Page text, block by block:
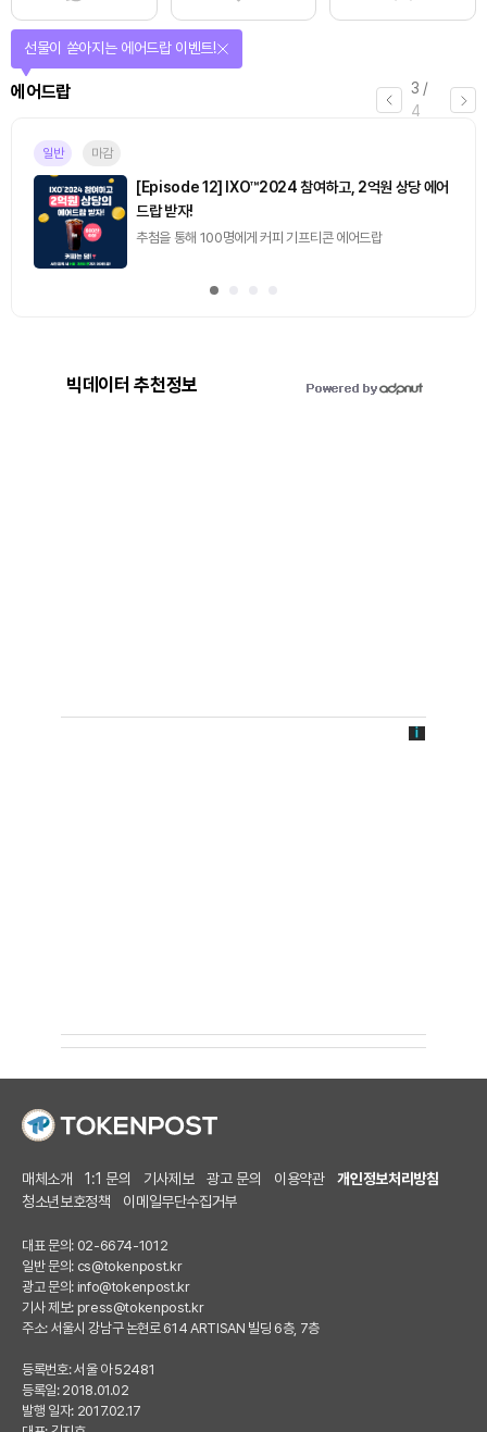
3 /
4
에어드랍
선물이 쏟아지는 에어드랍 이벤트!
일반 마감
[Episode 12] IXO™2024 참여하고, 2억원 상당 에어
드랍 받자!
추첨을 통해 100명에게 커피 기프티콘 에어드랍
빅데이터 추천정보
매체소개 1:1 문의 기사제보 광고 문의 이용약관
개인정보처리방침
청소년보호정책
이메일무단수집거부
대표 문의: 02-6674-1012
일반 문의: cs@tokenpost.kr
광고 문의: info@tokenpost.kr
기사 제보: press@tokenpost.kr
주소: 서울시 강남구 논현로 614 ARTISAN 빌딩 6층, 7층
등록번호: 서울 아 52481
등록일: 2018.01.02
발행 일자: 2017.02.17